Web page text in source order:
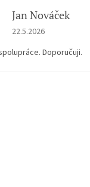
Jan Nováček
Hodnocení obchodu
22.5.2026
Doporučuji.